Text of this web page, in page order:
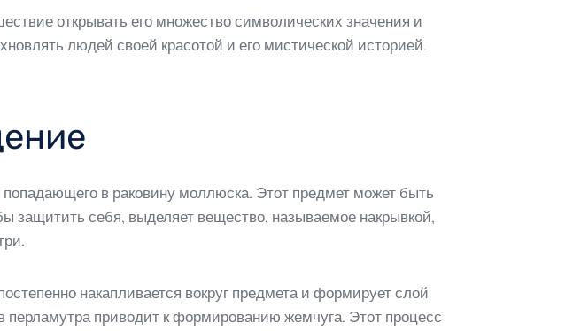
открывать его множество символических значения и
людей своей красотой и его мистической историей.
в раковину моллюска. Этот предмет может быть
защитить себя, выделяет вещество, называемое накрывкой,
накапливается вокруг предмета и формирует слой
приводит к формированию жемчуга. Этот процесс